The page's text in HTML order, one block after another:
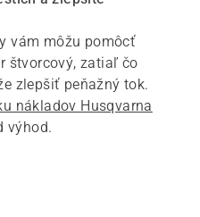
vám môžu pomôcť
štvorcový, zatiaľ čo
zlepšiť peňažný tok.
nákladov Husqvarna
výhod.